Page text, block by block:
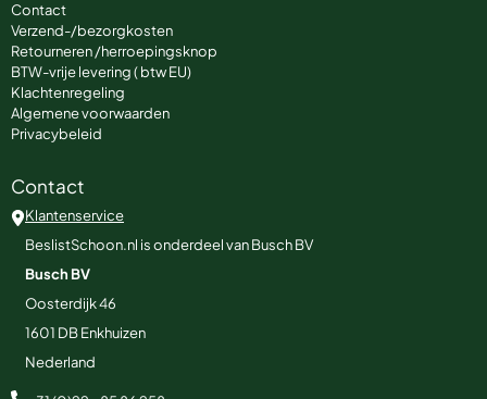
Contact
Verzend-/bezorgkosten
Retourneren /herroepingsknop
BTW-vrije levering ( btw EU)
Klachtenregeling
Algemene voorwaarden
Privacybeleid
Contact
Klantenservice
BeslistSchoon.nl is onderdeel van Busch BV
Busch BV
Oosterdijk 46
1601 DBEnkhuizen
Nederland